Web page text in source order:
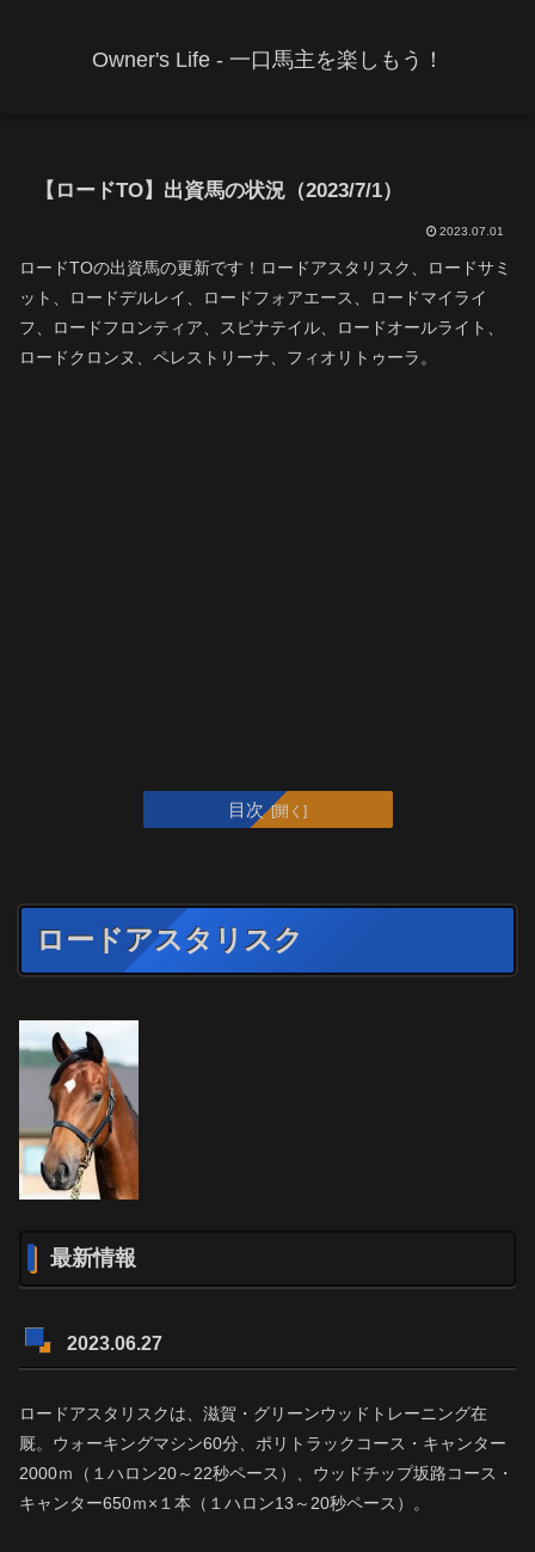
Owner's Life - 一口馬主を楽しもう！
【ロードTO】出資馬の状況（2023/7/1）
2023.07.01
ロードTOの出資馬の更新です！ロードアスタリスク、ロードサミ
ット、ロードデルレイ、ロードフォアエース、ロードマイライ
フ、ロードフロンティア、スピナテイル、ロードオールライト、
ロードクロンヌ、ペレストリーナ、フィオリトゥーラ。
目次
ロードアスタリスク
最新情報
2023.06.27
ロードアスタリスクは、滋賀・グリーンウッドトレーニング在
厩。ウォーキングマシン60分、ポリトラックコース・キャンター
2000ｍ（１ハロン20～22秒ペース）、ウッドチップ坂路コース・
キャンター650ｍ×１本（１ハロン13～20秒ペース）。